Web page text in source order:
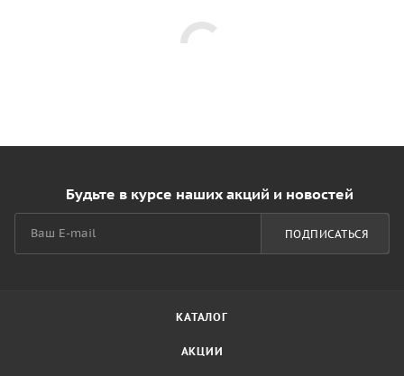
Будьте в курсе наших акций и новостей
ПОДПИСАТЬСЯ
КАТАЛОГ
АКЦИИ